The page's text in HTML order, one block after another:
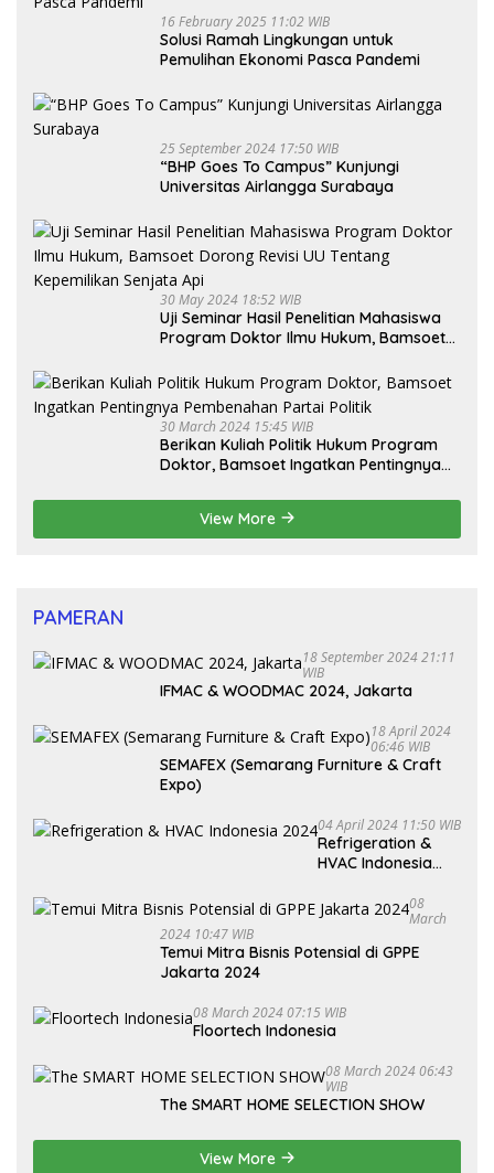
16 February 2025 11:02 WIB
Solusi Ramah Lingkungan untuk
Pemulihan Ekonomi Pasca Pandemi
25 September 2024 17:50 WIB
“BHP Goes To Campus” Kunjungi
Universitas Airlangga Surabaya
30 May 2024 18:52 WIB
Uji Seminar Hasil Penelitian Mahasiswa
Program Doktor Ilmu Hukum, Bamsoet
Senjata Api
30 March 2024 15:45 WIB
Berikan Kuliah Politik Hukum Program
Doktor, Bamsoet Ingatkan Pentingnya
View More
PAMERAN
18 September 2024 21:11
WIB
IFMAC & WOODMAC 2024, Jakarta
18 April 2024
06:46 WIB
SEMAFEX (Semarang Furniture & Craft
Expo)
04 April 2024 11:50 WIB
Refrigeration &
HVAC Indonesia
08
March
2024 10:47 WIB
Temui Mitra Bisnis Potensial di GPPE
Jakarta 2024
08 March 2024 07:15 WIB
Floortech Indonesia
08 March 2024 06:43
WIB
The SMART HOME SELECTION SHOW
View More